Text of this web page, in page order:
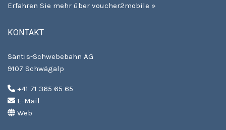
Erfahren Sie mehr über voucher2mobile »
KONTAKT
Säntis-Schwebebahn AG
9107 Schwägalp
+41 71 365 65 65
E-Mail
Web